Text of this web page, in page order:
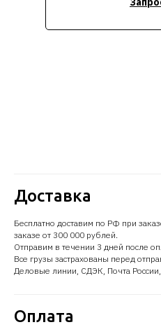
Доставка
Бесплатно доставим по РФ при
заказе от 300 000 рублей.
Отправим в течении 3 дней после
Все грузы застрахованы перед
Деловые линии, СДЭК, Почта России,
Оплата